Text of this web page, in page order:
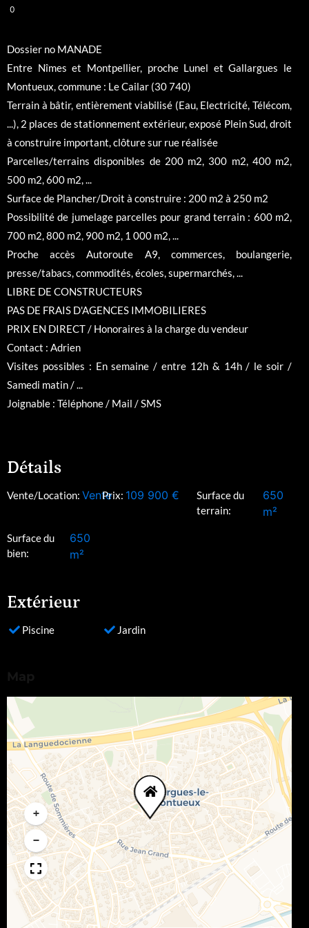
0
Dossier no MANADE
Entre Nîmes et Montpellier, proche Lunel et Gallargues le
Montueux, commune : Le Cailar (30 740)
Terrain à bâtir, entièrement viabilisé (Eau, Electricité, Télécom,
...), 2 places de stationnement extérieur, exposé Plein Sud, droit
à construire important, clôture sur rue réalisée
Parcelles/terrains disponibles de 200 m2, 300 m2, 400 m2,
500 m2, 600 m2, ...
Surface de Plancher/Droit à construire : 200 m2 à 250 m2
Possibilité de jumelage parcelles pour grand terrain : 600 m2,
700 m2, 800 m2, 900 m2, 1 000 m2, ...
Proche accès Autoroute A9, commerces, boulangerie,
presse/tabacs, commodités, écoles, supermarchés, ...
LIBRE DE CONSTRUCTEURS
PAS DE FRAIS D'AGENCES IMMOBILIERES
PRIX EN DIRECT / Honoraires à la charge du vendeur
Contact : Adrien
Visites possibles : En semaine / entre 12h & 14h / le soir /
Samedi matin / ...
Joignable : Téléphone / Mail / SMS
Détails
Vente/Location: VentePrix: 109 900 €
Surface du
terrain:
650
m²
Surface du
bien:
650
m²
Extérieur
Piscine Jardin
+
−